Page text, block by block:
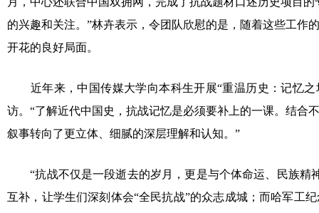
的兴趣和关注。”林卉表示，令团队欣慰的是，随着这些工
开花的良好局面。
近年来，中国传媒大学向本科生开展“重温历史：记忆之
访。“了解近代中国史，抗战记忆是必须要补上的一课。结合
叙事转向了更立体、细腻的深层理解和认知。”
“抗战不仅是一段逝去的岁月，更是与个体命运、民族精
互补，让学生们深刻体会“全民抗战”的众志成城；而哈军工